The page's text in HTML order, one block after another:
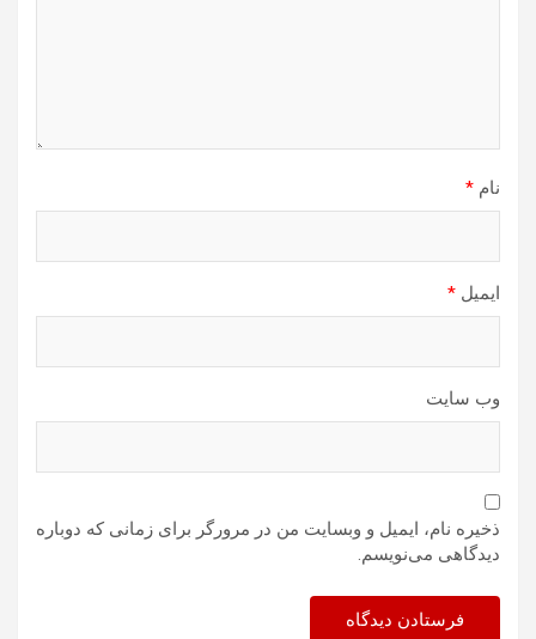
نام *
ایمیل *
وب‌ سایت
ذخیره نام، ایمیل و وبسایت من در مرورگر برای زمانی که دوباره
دیدگاهی می‌نویسم.